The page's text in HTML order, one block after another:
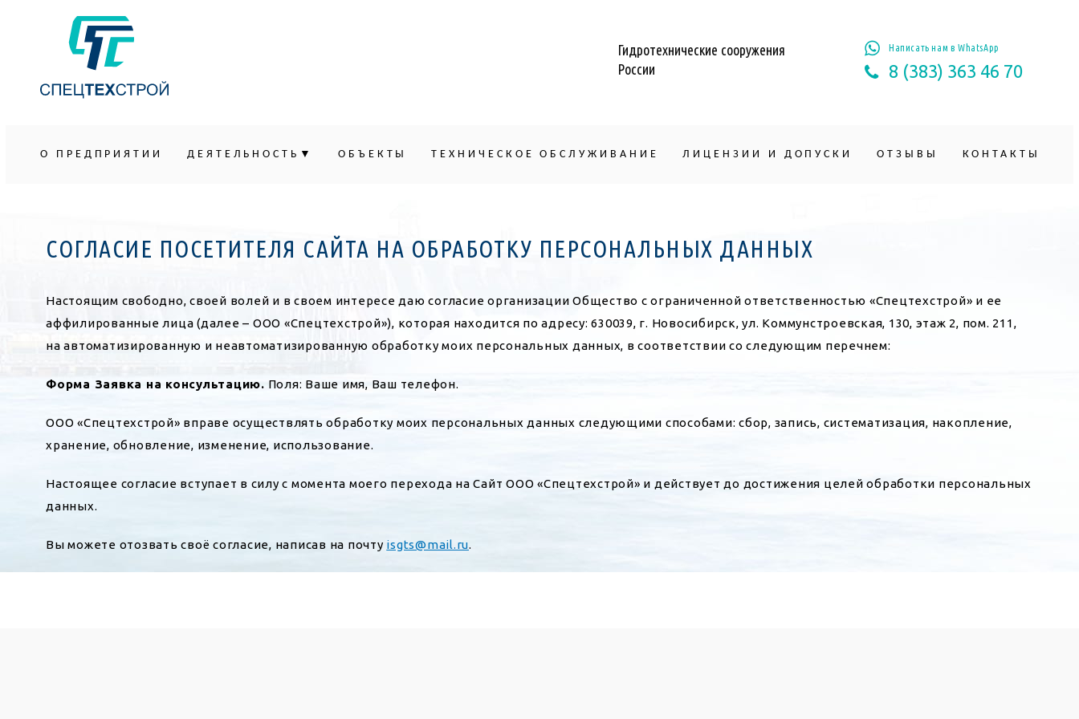
Гидротехнические сооружения
России
Написать нам в WhatsApp
8 (383) 363 46 70
О ПРЕДПРИЯТИИ ДЕЯТЕЛЬНОСТЬ ОБЪЕКТЫ ТЕХНИЧЕСКОЕ ОБСЛУЖИВАНИЕ ЛИЦЕНЗИИ И ДОПУСКИ ОТЗЫВЫ КОНТАКТЫ
СОГЛАСИЕ ПОСЕТИТЕЛЯ САЙТА НА ОБРАБОТКУ ПЕРСОНАЛЬНЫХ ДАННЫХ
Настоящим свободно, своей волей и в своем интересе даю согласие организации Общество с ограниченной ответственностью «Спецтехстрой» и ее
аффилированные лица (далее – ООО «Спецтехстрой»), которая находится по адресу: 630039, г. Новосибирск, ул. Коммунстроевская, 130, этаж 2, пом. 211,
на автоматизированную и неавтоматизированную обработку моих персональных данных, в соответствии со следующим перечнем:
Форма Заявка на консультацию. Поля: Ваше имя, Ваш телефон.
ООО «Спецтехстрой» вправе осуществлять обработку моих персональных данных следующими способами: сбор, запись, систематизация, накопление,
хранение, обновление, изменение, использование.
Настоящее согласие вступает в силу с момента моего перехода на Сайт ООО «Спецтехстрой» и действует до достижения целей обработки персональных
данных.
Вы можете отозвать своё согласие, написав на почту isgts@mail.ru.